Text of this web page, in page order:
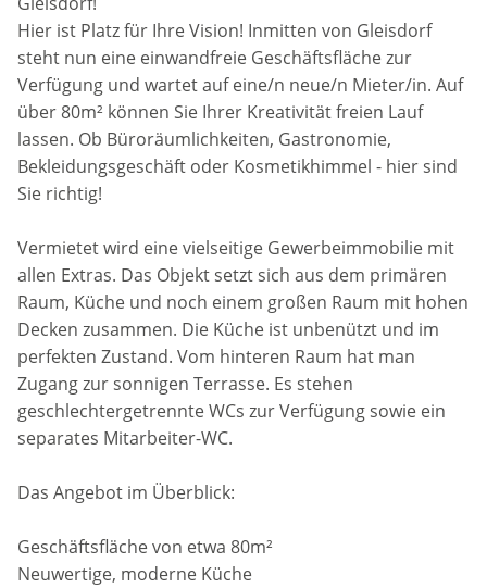
Hier ist Platz für Ihre Vision! Inmitten von Gleisdorf
steht nun eine einwandfreie Geschäftsfläche zur
Verfügung und wartet auf eine/n neue/n Mieter/in. Auf
über 80m² können Sie Ihrer Kreativität freien Lauf
lassen. Ob Büroräumlichkeiten, Gastronomie,
Bekleidungsgeschäft oder Kosmetikhimmel - hier sind
Sie richtig!
Vermietet wird eine vielseitige Gewerbeimmobilie mit
allen Extras. Das Objekt setzt sich aus dem primären
Raum, Küche und noch einem großen Raum mit hohen
Decken zusammen. Die Küche ist unbenützt und im
perfekten Zustand. Vom hinteren Raum hat man
Zugang zur sonnigen Terrasse. Es stehen
geschlechtergetrennte WCs zur Verfügung sowie ein
separates Mitarbeiter-WC.
Das Angebot im Überblick:
Geschäftsfläche von etwa 80m²
Neuwertige, moderne Küche